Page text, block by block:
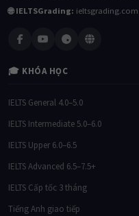
🌐 IELTSGrading: ieltsgrading.com
🎓 KHÓA HỌC
IELTS General 4.0–5.0
IELTS Intermediate 5.0–6.0
IELTS Upper 6.0–6.5
IELTS Advanced 6.5–7.5+
IELTS Cấp tốc 3 tháng
Tiếng Anh giao tiếp